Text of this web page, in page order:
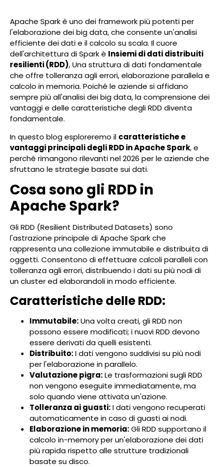
Apache Spark è uno dei framework più potenti per
l'elaborazione dei big data, che consente un'analisi
efficiente dei dati e il calcolo su scala. Il cuore
dell'architettura di Spark è Insiemi di dati distribuiti
resilienti (RDD), Una struttura di dati fondamentale
che offre tolleranza agli errori, elaborazione parallela e
calcolo in memoria. Poiché le aziende si affidano
sempre più all'analisi dei big data, la comprensione dei
vantaggi e delle caratteristiche degli RDD diventa
fondamentale.
In questo blog esploreremo il caratteristiche e
vantaggi principali degli RDD in Apache Spark, e
perché rimangono rilevanti nel 2026 per le aziende che
sfruttano le strategie basate sui dati.
Cosa sono gli RDD in
Apache Spark?
Gli RDD (Resilient Distributed Datasets) sono
l'astrazione principale di Apache Spark che
rappresenta una collezione immutabile e distribuita di
oggetti. Consentono di effettuare calcoli paralleli con
tolleranza agli errori, distribuendo i dati su più nodi di
un cluster ed elaborandoli in modo efficiente.
Caratteristiche delle RDD:
Immutabile:Una volta creati, gli RDD non
possono essere modificati; i nuovi RDD devono
essere derivati da quelli esistenti.
Distribuito:I dati vengono suddivisi su più nodi
per l'elaborazione in parallelo.
Valutazione pigra:Le trasformazioni sugli RDD
non vengono eseguite immediatamente, ma
solo quando viene attivata un'azione.
Tolleranza ai guasti:I dati vengono recuperati
automaticamente in caso di guasti ai nodi.
Elaborazione in memoria:Gli RDD supportano il
calcolo in-memory per un'elaborazione dei dati
più rapida rispetto alle strutture tradizionali
basate su disco.